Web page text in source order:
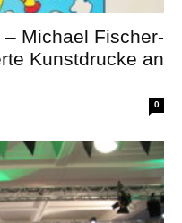
Michael Fischer-
Kunstdrucke an
0